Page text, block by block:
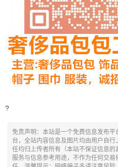
?
免责声明：本站是一个免费信息发布
台，全站内容信息及图片均由用户自
任均归上传者所有（本站不保证信息
服务与信息参考用途，不作为任何交